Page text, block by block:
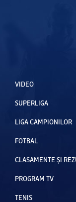
VIDEO
SUPERLIGA
LIGA CAMPIONILOR
FOTBAL
CLASAMENTE ȘI
PROGRAM TV
TENIS